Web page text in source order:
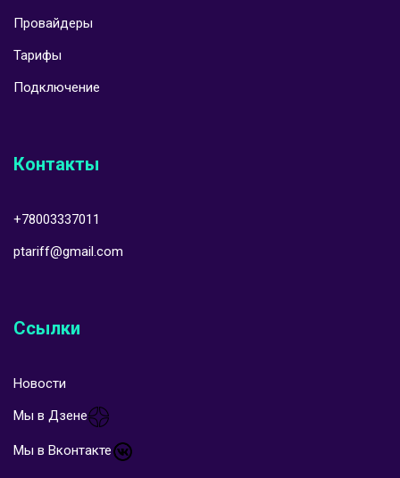
Провайдеры
Тарифы
Подключение
Контакты
+78003337011
ptariff@gmail.com
Ссылки
Новости
Мы в Дзене
Мы в Вконтакте